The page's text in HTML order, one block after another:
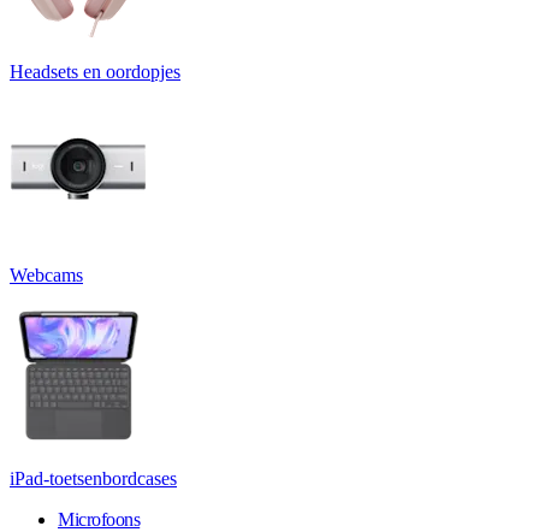
Headsets en oordopjes
Webcams
iPad-toetsenbordcases
Microfoons